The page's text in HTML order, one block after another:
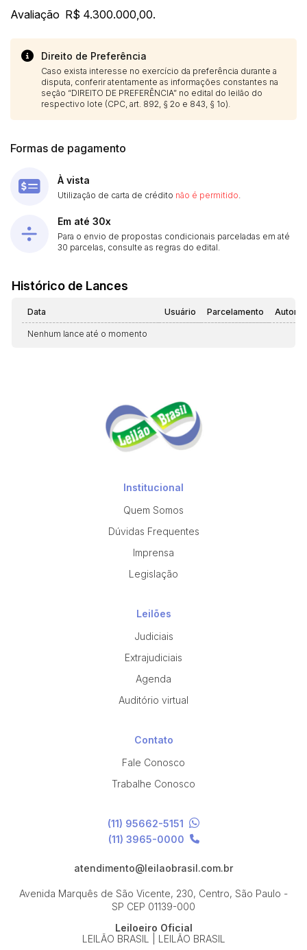
Avaliação R$ 4.300.000,00.
Direito de Preferência
Caso exista interesse no exercício da preferência durante a
disputa, conferir atentamente as informações constantes na
seção “DIREITO DE PREFERÊNCIA” no edital do leilão do
respectivo lote (CPC, art. 892, § 2o e 843, § 1o).
Formas de pagamento
À vista
Utilização de carta de crédito não é permitido
Em até 30x
Para o envio de propostas condicionais parceladas em até
30 parcelas, consulte as regras do edital.
Histórico de Lances
Data Usuário Parcelamento
Nenhum lance até o momento
Institucional
Quem Somos
Dúvidas Frequentes
Imprensa
Legislação
Leilões
Judiciais
Extrajudiciais
Agenda
Auditório virtual
Contato
Fale Conosco
Trabalhe Conosco
(11) 95662-5151
(11) 3965-0000
atendimento@leilaobrasil.com.br
Avenida Marquês de São Vicente, 230, Centro, São Paulo -
SP CEP 01139-000
Leiloeiro Oficial
LEILÃO BRASIL | LEILÃO BRASIL